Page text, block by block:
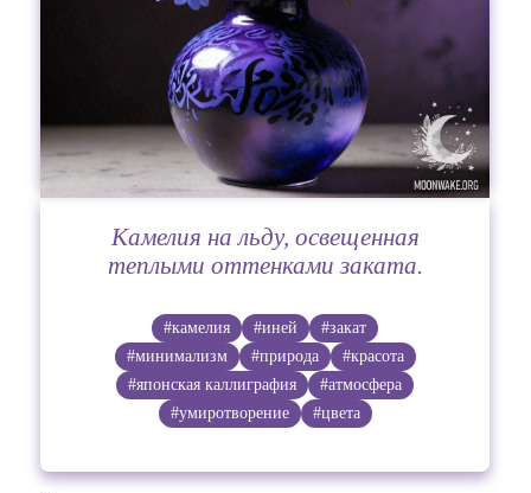
Камелия на льду, освещенная
теплыми оттенками заката.
#камелия #иней
#закат
#минимализм
#природа
#красота
#японская каллиграфия
#атмосфера
#умиротворение
#цвета